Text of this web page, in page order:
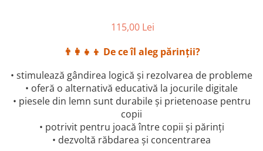
115,00 Lei
👨‍👩‍👧‍👦 De ce îl aleg părinții?
• stimulează gândirea logică și rezolvarea de probleme
• oferă o alternativă educativă la jocurile digitale
• piesele din lemn sunt durabile și prietenoase pentru
copii
• potrivit pentru joacă între copii și părinți
• dezvoltă răbdarea și concentrarea